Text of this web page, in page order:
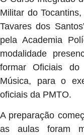
Militar do
Tavares dos
pela Academia
modalidade
formar Oficiais
Música, para o
oficiais da PMTO.
A preparação
as aulas foram